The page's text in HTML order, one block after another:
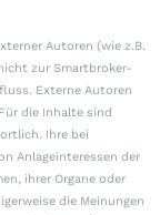
Autoren (wie z.B.
zur Smartbroker-
Externe Autoren
die Inhalte sind
Ihre bei
Anlageinteressen der
ihrer Organe oder
die Meinungen